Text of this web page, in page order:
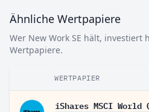
Ähnliche Wertpapiere
Wer New Work SE hält, investiert
Wertpapiere.
WERTPAPIER